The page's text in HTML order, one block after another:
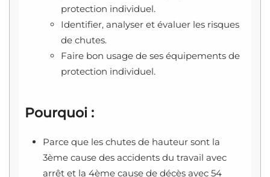
protection individuel.
Identifier, analyser et évaluer les risques
de chutes.
Faire bon usage de ses équipements de
protection individuel.
Pourquoi :
Parce que les chutes de hauteur sont la
3ème cause des accidents du travail avec
arrêt et la 4ème cause de décès avec 54